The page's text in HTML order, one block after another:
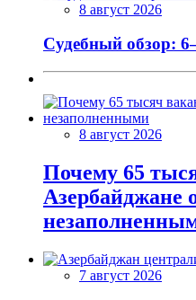
8 август 2026
Судебный обзор:
8 август 2026
Почему 65
Азербайджане
7 август 2026